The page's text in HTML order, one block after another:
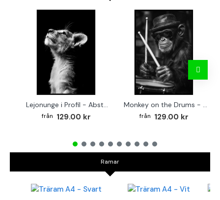
Lejonunge i Profil - Abstrakt poster i svartvitt
129.00 kr
Monkey on the Drums - Trendig poster
129.00 kr
Ramar